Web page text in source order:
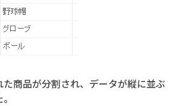
商品が分割され、データが縦に並ぶ